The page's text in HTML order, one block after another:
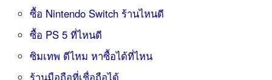
ซื้อ Nintendo Switch ร้านไหนดี
ซื้อ PS 5 ที่ไหนดี
ซิมเทพ ดีไหม หาซื้อได้ที่ไหน
ร้านมือถือที่เชื่อถือได้